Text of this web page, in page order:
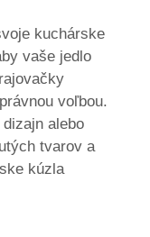
kuchárske
vaše jedlo
voľbou.
alebo
tvarov a
kúzla